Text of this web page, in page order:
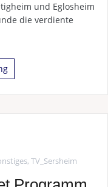
und Eglosheim
die verdiente
, TV_Sersheim